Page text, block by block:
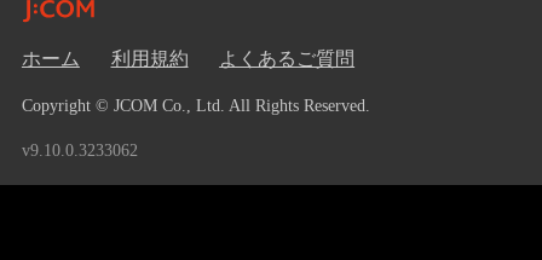
ホーム 利用規約 よくあるご質問
Copyright © JCOM Co., Ltd. All Rights Reserved.
v9.10.0.3233062